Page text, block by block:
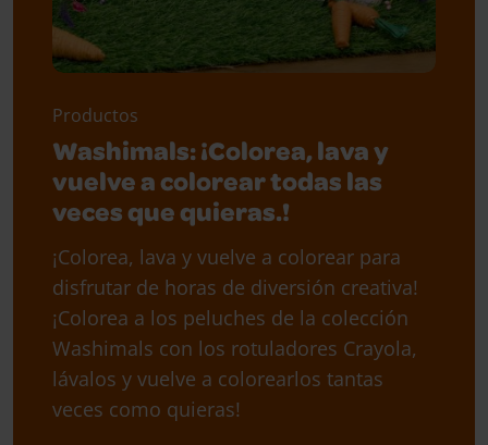
Productos
Washimals: ¡Colorea, lava y
vuelve a colorear todas las
veces que quieras.!
¡Colorea, lava y vuelve a colorear para
disfrutar de horas de diversión creativa!
¡Colorea a los peluches de la colección
Washimals con los rotuladores Crayola,
lávalos y vuelve a colorearlos tantas
veces como quieras!